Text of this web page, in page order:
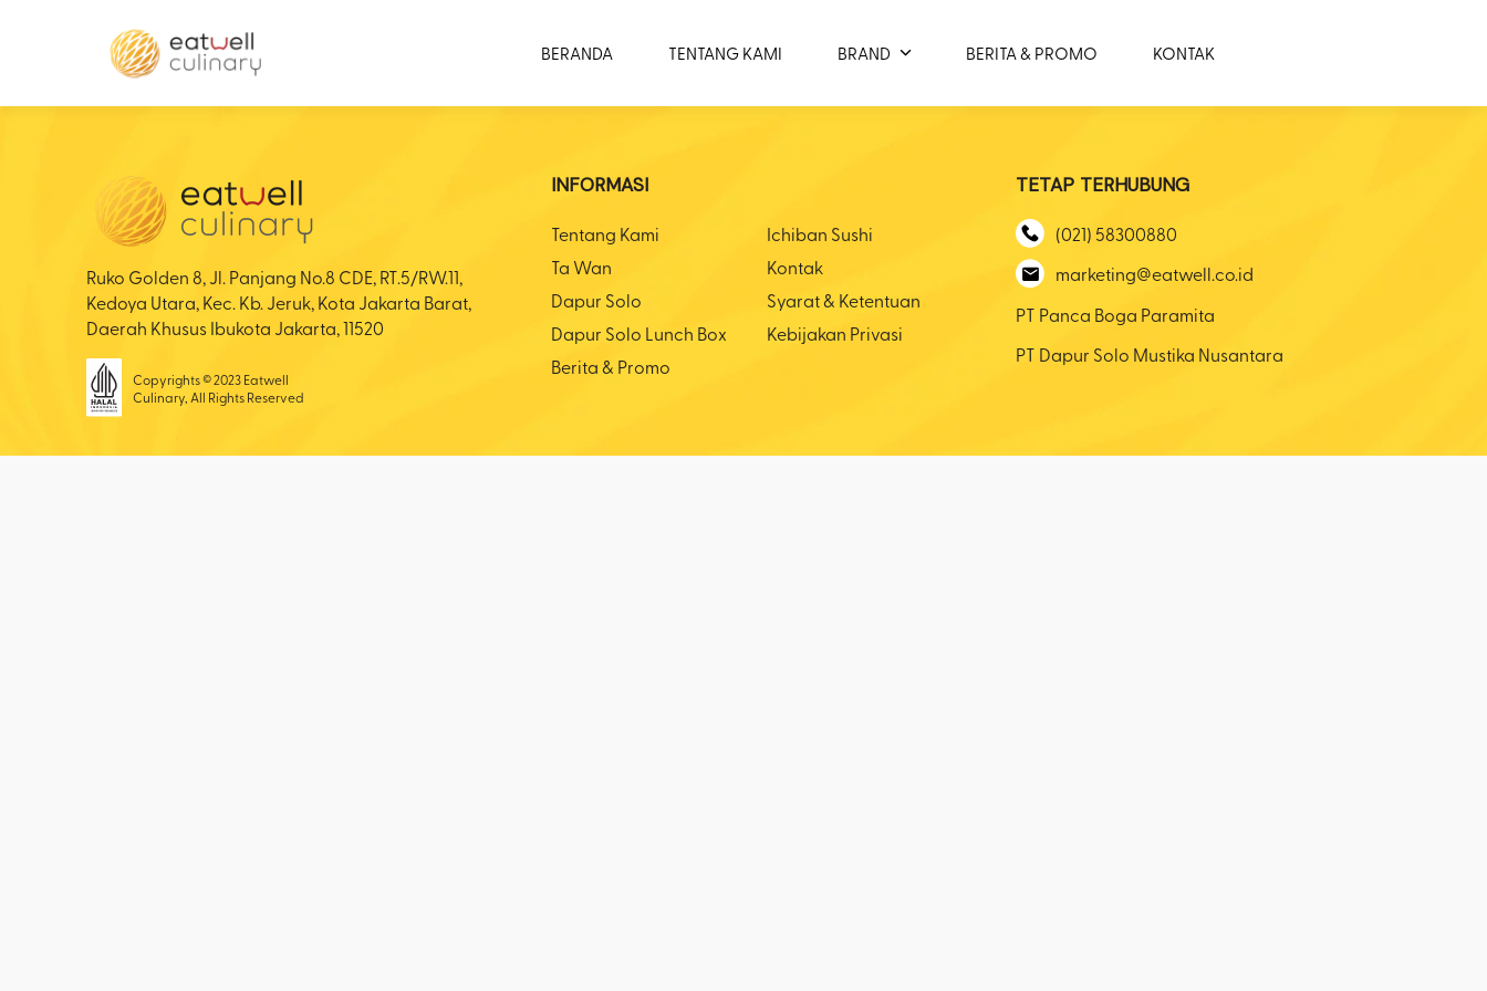
BERANDA TENTANG KAMI BRAND BERITA & PROMO KONTAK
Ruko Golden 8, Jl. Panjang No.8 CDE, RT.5/RW.11,
Kedoya Utara, Kec. Kb. Jeruk, Kota Jakarta Barat,
Daerah Khusus Ibukota Jakarta, 11520
Copyrights © 2023 Eatwell
Culinary, All Rights Reserved
INFORMASI
Tentang Kami
Ichiban Sushi
Ta Wan
Kontak
Dapur Solo
Syarat & Ketentuan
Dapur Solo Lunch Box
Kebijakan Privasi
Berita & Promo
TETAP TERHUBUNG
(021) 58300880
marketing@eatwell.co.id
PT Panca Boga Paramita
PT Dapur Solo Mustika Nusantara